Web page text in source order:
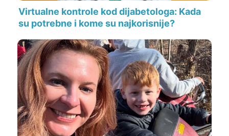
Virtualne kontrole kod dijabetologa: Kada
su potrebne i kome su najkorisnije?